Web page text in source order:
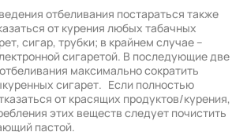
отбеливания постараться также
от курения любых табачных
сигар, трубки; в крайнем случае –
сигаретой. В последующие две
максимально сократить
сигарет. Если полностью
от красящих продуктов/курения,
этих веществ следует почистить
пастой.